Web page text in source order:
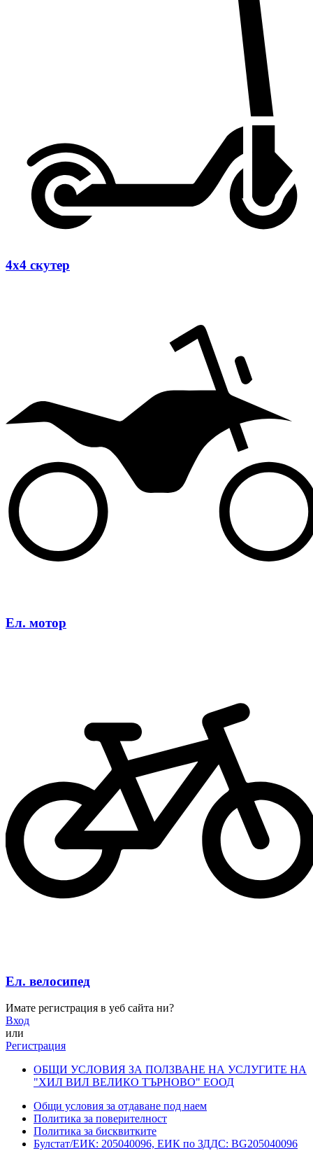
4х4 скутер
Ел. мотор
Ел. велосипед
Имате регистрация в уеб сайта ни?
Вход
или
Регистрация
ОБЩИ УСЛОВИЯ ЗА ПОЛЗВАНЕ НА УСЛУГИТЕ НА
"ХИЛ ВИЛ ВЕЛИКО ТЪРНОВО" ЕООД
Общи условия за отдаване под наем
Политика за поверителност
Политика за бисквитките
Булстат/ЕИК: 205040096, ЕИК по ЗДДС: BG205040096